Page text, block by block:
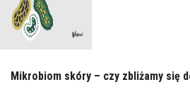
Mikrobiom skóry – czy zbliżamy się